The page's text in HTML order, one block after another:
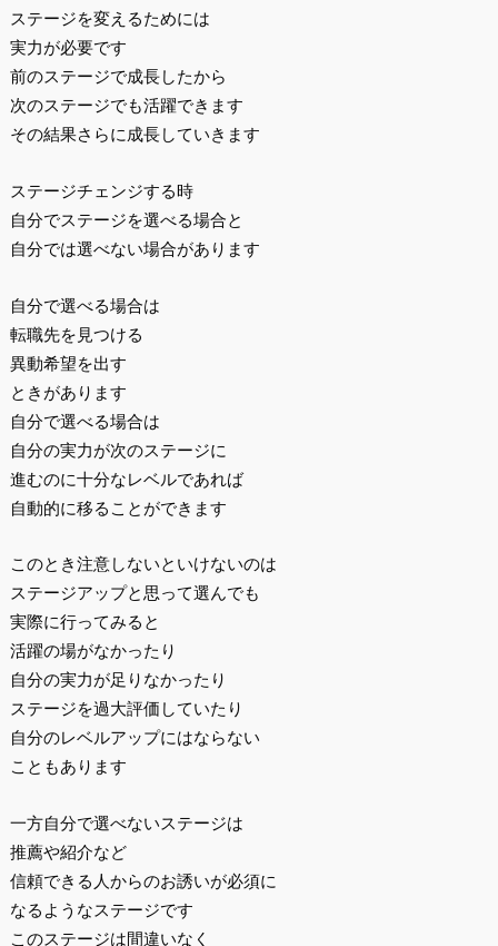
ステージを変えるためには
実力が必要です
前のステージで成長したから
次のステージでも活躍できます
その結果さらに成長していきます
ステージチェンジする時
自分でステージを選べる場合と
自分では選べない場合があります
自分で選べる場合は
転職先を見つける
異動希望を出す
ときがあります
自分で選べる場合は
自分の実力が次のステージに
進むのに十分なレベルであれば
自動的に移ることができます
このとき注意しないといけないのは
ステージアップと思って選んでも
実際に行ってみると
活躍の場がなかったり
自分の実力が足りなかったり
ステージを過大評価していたり
自分のレベルアップにはならない
こともあります
一方自分で選べないステージは
推薦や紹介など
信頼できる人からのお誘いが必須に
なるようなステージです
このステージは間違いなく